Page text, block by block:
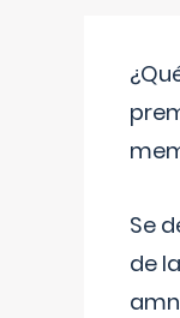
Se
de